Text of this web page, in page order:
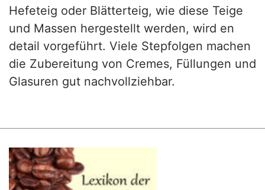
Hefeteig oder Blätterteig, wie diese Teige
und Massen hergestellt werden, wird en
detail vorgeführt. Viele Stepfolgen machen
die Zubereitung von Cremes, Füllungen und
Glasuren gut nachvollziehbar.